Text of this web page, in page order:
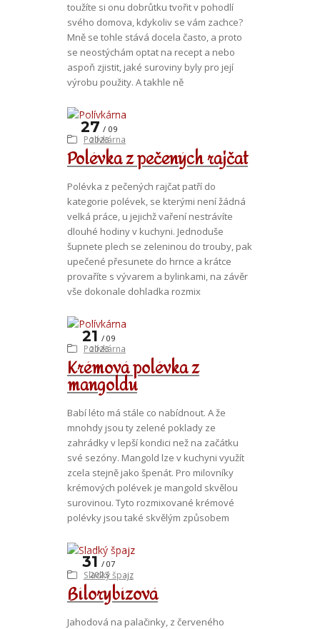
toužíte si onu dobrůtku tvořit v pohodlí
svého domova, kdykoliv se vám zachce?
Mně se tohle stává docela často, a proto
se neostýchám optat na recept a nebo
aspoň zjistit, jaké suroviny byly pro její
výrobu použity. A takhle ně
Polévka z pečených rajčat
27
09
2023
Polívkárna
Polévka z pečených rajčat patří do
kategorie polévek, se kterými není žádná
velká práce, u jejichž vaření nestrávíte
dlouhé hodiny v kuchyni. Jednoduše
šupnete plech se zeleninou do trouby, pak
upečené přesunete do hrnce a krátce
provaříte s vývarem a bylinkami, na závěr
vše dokonale dohladka rozmix
Krémová polévka z
mangoldu
21
09
2023
Polívkárna
Babí léto má stále co nabídnout. A že
mnohdy jsou ty zelené poklady ze
zahrádky v lepší kondici než na začátku
své sezóny. Mangold lze v kuchyni využít
zcela stejně jako špenát. Pro milovníky
krémových polévek je mangold skvělou
surovinou. Tyto rozmixované krémové
polévky jsou také skvělým způsobem
Bílorybízová
31
07
2023
Sladký špajz
Jahodová na palačinky, z červeného